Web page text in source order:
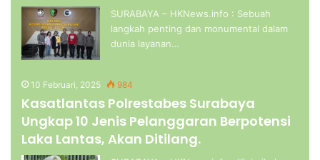
SURABAYA – HKNews.info : Sebuah
langkah penting dan monumental dalam
dunia layanan…
10 Februari, 2025 984
Kasatlantas Polrestabes Surabaya
Ungkap 10 Jenis Pelanggaran Berpotensi
Laka Lantas, Akan Ditilang.